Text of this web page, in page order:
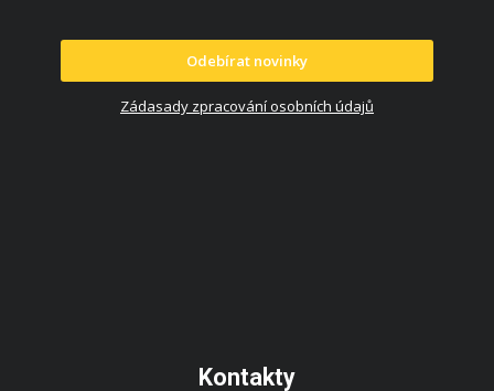
Odebírat novinky
Zádasady zpracování osobních údajů
Kontakty